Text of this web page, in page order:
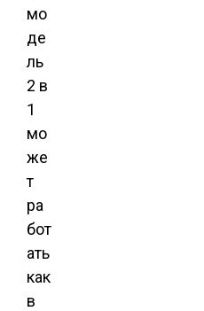
мо
де
ль
2 в
1
мо
же
т
ра
бот
ать
как
в